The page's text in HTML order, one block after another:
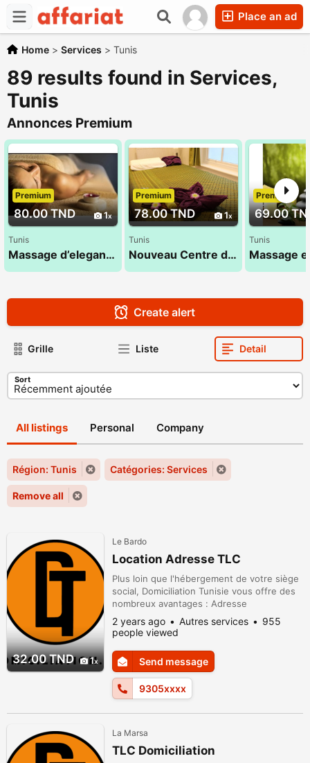
Place an ad
Home > Services > Tunis
89 results found in Services,
Tunis
Annonces Premium
80.00 TND 1
Premium
Tunis
Massage d’elegance 28 24 78 78
78.00 TND 1
Premium
Tunis
Nouveau Centre de massage 27 835 853
69.00
Premium
Tunis
Create alert
Grille Liste Detail
Sort
All listings Personal Company
Région: Tunis Catégories: Services
Remove all
32.00 TND 1
Le Bardo
Location Adresse TLC
Plus loin que l'hébergement de votre siège
social, Domiciliation Tunisie vous offre des
nombreux avantages : Adresse
prestigieuse pour votre siège social Source
d'économie Gain du temps Service
complémentaire... Alors n'hésitez pas à
nous contacter sur :93 050 729
2 years ago Autres services
955
people viewed
Send message
9305xxxx
La Marsa
TLC Domiciliation